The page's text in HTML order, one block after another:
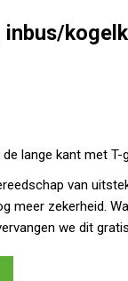
lange kant met T-
van
meer zekerheid.
we dit